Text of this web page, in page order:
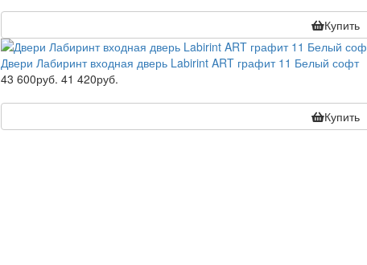
Купить
Двери Лабиринт входная дверь Labirint ART графит 11 Белый софт
43 600руб. 41 420руб.
Купить